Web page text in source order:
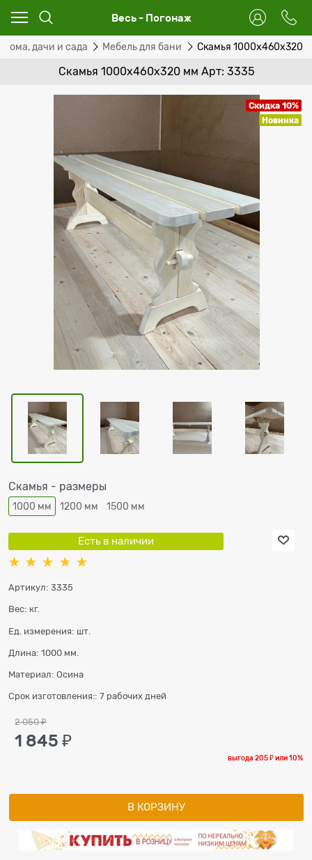
Весь - Погонаж
дома, дачи и сада Мебель для бани Скамья 1000х460х320
Скамья 1000х460х320 мм Арт: 3335
Скидка 10%
Новинка
Скамья - размеры
1000 мм 1200 мм 1500 мм
Есть в наличии
Артикул: 3335
Вес: кг.
Ед. измерения: шт.
Длина: 1000 мм.
Материал: Осина
Срок изготовления:: 7 рабочих дней
2 050 ₽
1 845 ₽
выгода205 ₽или10%
В КОРЗИНУ